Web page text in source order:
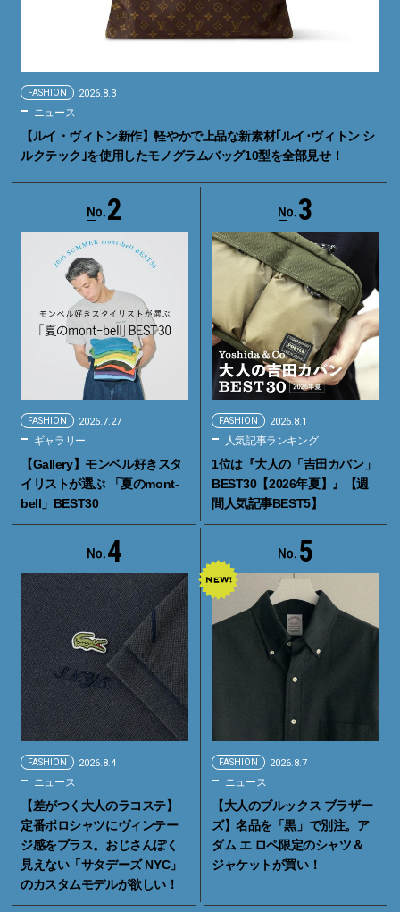
FASHION 2026.8.3
ニュース
【ルイ・ヴィトン新作】軽やかで上品な新素材｢ルイ･ヴィトン シ
ルクテック｣を使用したモノグラムバッグ10型を全部見せ！
2
FASHION 2026.7.27
ギャラリー
【Gallery】モンベル好きスタ
イリストが選ぶ 「夏のmont-
bell」BEST30
3
FASHION 2026.8.1
人気記事ランキング
1位は『大人の「吉田カバン」
BEST30【2026年夏】』【週
間人気記事BEST5】
4
FASHION 2026.8.4
ニュース
【差がつく大人のラコステ】
定番ポロシャツにヴィンテー
ジ感をプラス。おじさんぽく
見えない「サタデーズ NYC」
のカスタムモデルが欲しい！
5
FASHION 2026.8.7
ニュース
【大人のブルックス ブラザー
ズ】名品を「黒」で別注。ア
ダム エ ロペ限定のシャツ＆
ジャケットが買い！